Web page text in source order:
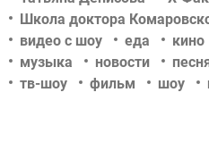
Школа доктора
видео с шоу
еда кино
музыка
новости
тв-шоу
фильм шоу